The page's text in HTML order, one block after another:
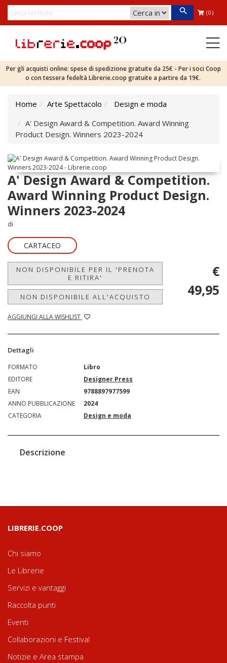
(0)
Per gli acquisti online: spese di spedizione gratuite da 25€ - Per i soci Coop
o con tessera fedeltà Librerie.coop gratuite a partire da 19€.
Home Arte Spettacolo
Design e moda
A' Design Award & Competition. Award Winning
Product Design. Winners 2023-2024
A' Design Award & Competition.
Award Winning Product Design.
Winners 2023-2024
di
CARTACEO
NON DISPONIBILE PER IL 'PRENOTA
E RITIRA'
NON DISPONIBILE ALL'ACQUISTO
AGGIUNGI ALLA WISHLIST
€
49,95
Dettagli
FORMATO
Libro
EDITORE
Designer Press
EAN
9788897977599
ANNO PUBBLICAZIONE
2024
CATEGORIA
Design e moda
Descrizione
LIBRERIE.COOP
Chi siamo
Le Librerie
Servizi e vantaggi
Raccolta punti
Eventi
Collaborazioni e Festival
Notizie e Area stampa